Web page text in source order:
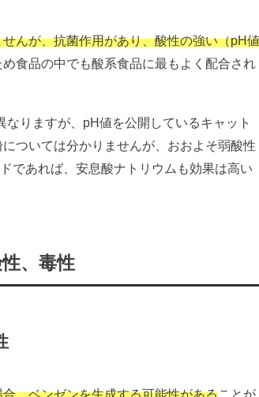
んが、抗菌作用があり、酸性の強い（pH値
め食品の中でも酸系食品に最もよく配合され
りますが、pH値を公開しているキャット
ついては分かりませんが、おおよそ弱酸性
であれば、安息酸ナトリウムも効果は高い
、毒性
、ベンゼンを生成する可能性がある ことが